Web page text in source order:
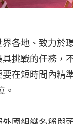
各地、致力於
挑戰的任務，
在短時間內精
。